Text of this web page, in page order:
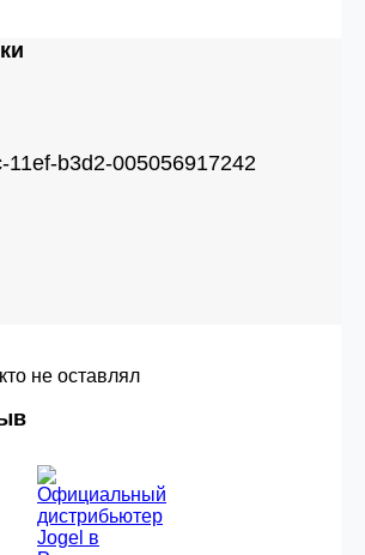
11ef-b3d2-005056917242
не оставлял